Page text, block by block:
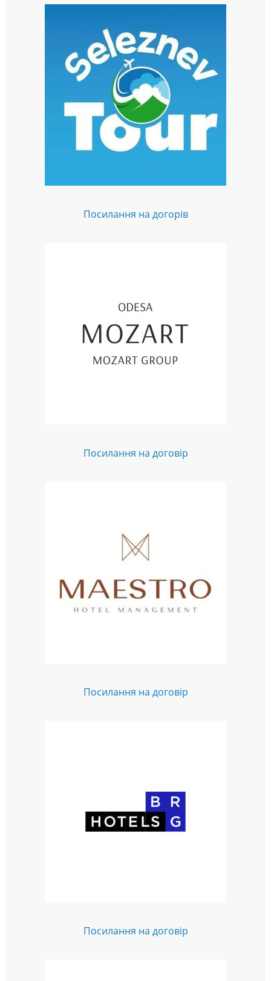
Посилання на догорів
Посилання на договір
Посилання на договір
Посилання на договір